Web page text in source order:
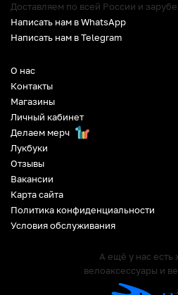
О нас
Контакты
Магазины
Личный кабинет
Делаем мерч
Лукбуки
Отзывы
Вакансии
Карта сайта
Политика конфиденциальности
Условия обслуживания
А ещё у нас есть
велоаксессуары и
Доставляем по всей России и
Написать нам в WhatsApp
Написать нам в Telegram